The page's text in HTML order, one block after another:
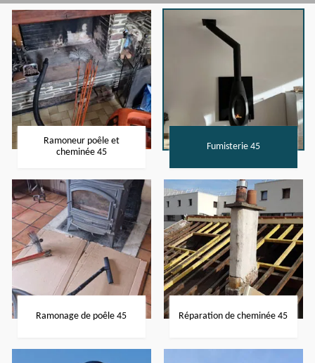
Ramoneur poêle et
cheminée 45
Fumisterie 45
Ramonage de poêle 45 Réparation de cheminée 45